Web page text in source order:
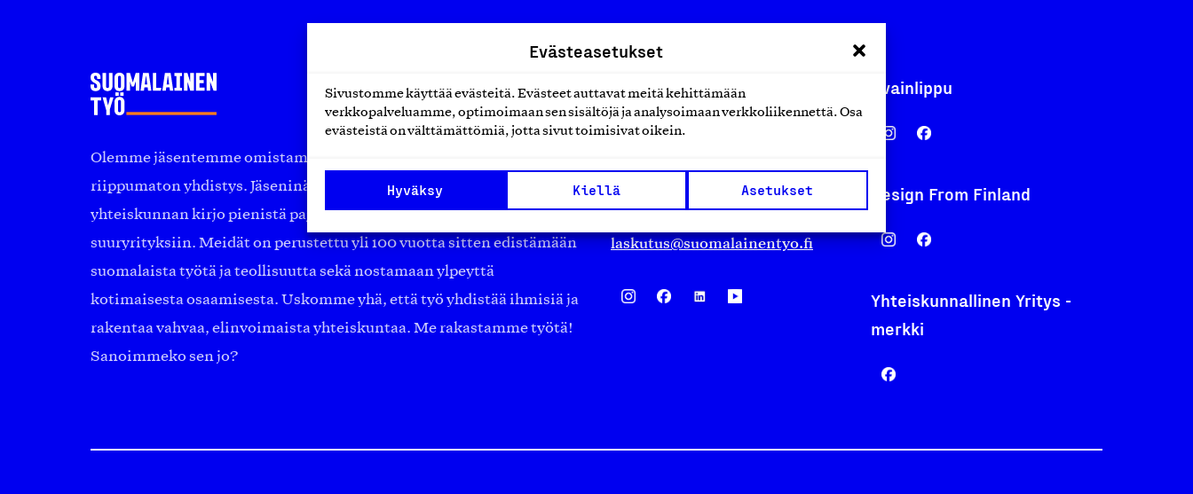
Evästeasetukset
Sivustomme käyttää evästeitä. Evästeet auttavat meitä kehittämään
verkkopalveluamme, optimoimaan sen sisältöjä ja analysoimaan verkkoliikennettä. Osa
evästeistä on välttämättömiä, jotta sivut toimisivat oikein.
Hyväksy Kiellä Asetukset
Olemme jäsentemme omistama puolueeton, työmarkkinajärjestöistä
riippumaton yhdistys. Jäseninämme on koko suomalaisen
yhteiskunnan kirjo pienistä pajoista ja yhteisöistä kansainvälisiin
suuryrityksiin. Meidät on perustettu yli 100 vuotta sitten edistämään
suomalaista työtä ja teollisuutta sekä nostamaan ylpeyttä
kotimaisesta osaamisesta. Uskomme yhä, että työ yhdistää ihmisiä ja
rakentaa vahvaa, elinvoimaista yhteiskuntaa. Me rakastamme työtä!
Sanoimmeko sen jo?
Suomalainen työ ry
Eteläranta 14,
Finland
asiakaspalvelu@suomalainentyo.fi
laskutus@suomalainentyo.fi
Avainlippu
Design From Finland
Yhteiskunnallinen Yritys -
merkki